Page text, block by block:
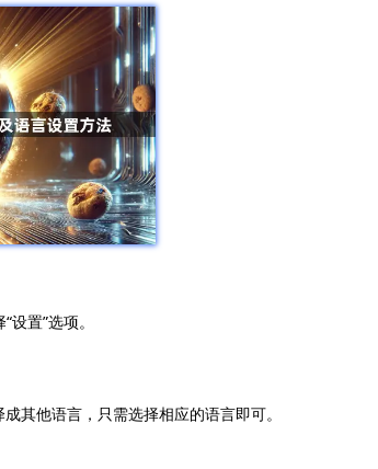
置”选项。
其他语言，只需选择相应的语言即可。